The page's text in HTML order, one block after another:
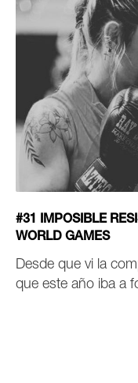
#31 IMPOSIBLE
WORLD GAMES
Desde que vi la
que este año iba a